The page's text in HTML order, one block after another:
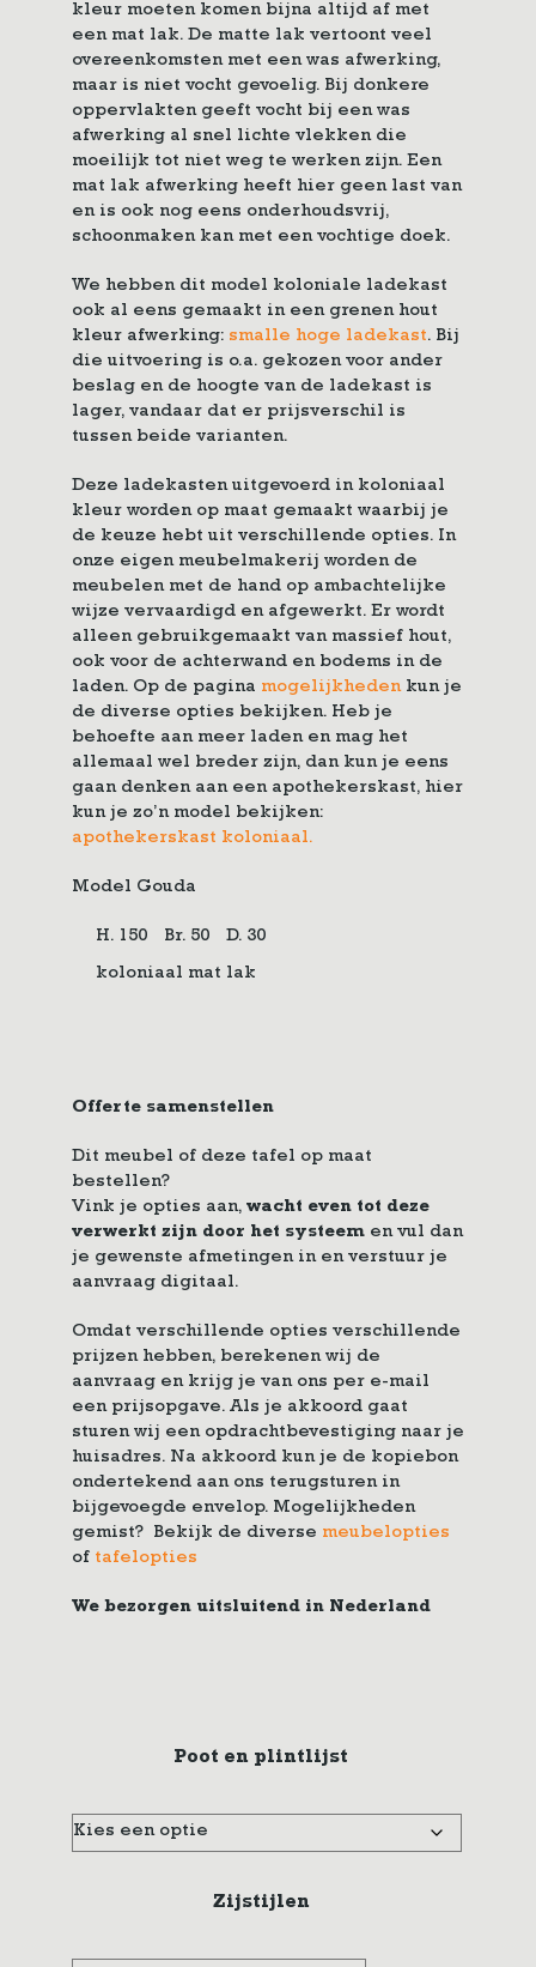
kleur moeten komen bijna altijd af met
een mat lak. De matte lak vertoont veel
overeenkomsten met een was afwerking,
maar is niet vocht gevoelig. Bij donkere
oppervlakten geeft vocht bij een was
afwerking al snel lichte vlekken die
moeilijk tot niet weg te werken zijn. Een
mat lak afwerking heeft hier geen last van
en is ook nog eens onderhoudsvrij,
schoonmaken kan met een vochtige doek.
We hebben dit model koloniale ladekast
ook al eens gemaakt in een grenen hout
kleur afwerking: smalle hoge ladekast. Bij
die uitvoering is o.a. gekozen voor ander
beslag en de hoogte van de ladekast is
lager, vandaar dat er prijsverschil is
tussen beide varianten.
Deze ladekasten uitgevoerd in koloniaal
kleur worden op maat gemaakt waarbij je
de keuze hebt uit verschillende opties. In
onze eigen meubelmakerij worden de
meubelen met de hand op ambachtelijke
wijze vervaardigd en afgewerkt. Er wordt
alleen gebruikgemaakt van massief hout,
ook voor de achterwand en bodems in de
laden. Op de pagina mogelijkhedenkun je
de diverse opties bekijken. Heb je
behoefte aan meer laden en mag het
allemaal wel breder zijn, dan kun je eens
gaan denken aan een apothekerskast, hier
kun je zo’n model bekijken:
apothekerskast koloniaal.
Model Gouda
H. 150 Br. 50 D. 30
koloniaal mat lak
Offerte samenstellen
Dit meubel of deze tafel op maat
bestellen?
Vink je opties aan, wacht even tot deze
verwerkt zijn door het systeem en vul dan
je gewenste afmetingen in en verstuur je
aanvraag digitaal.
Omdat verschillende opties verschillende
prijzen hebben, berekenen wij de
aanvraag en krijg je van ons per e-mail
een prijsopgave. Als je akkoord gaat
sturen wij een opdrachtbevestiging naar je
huisadres. Na akkoord kun je de kopiebon
ondertekend aan ons terugsturen in
bijgevoegde envelop. Mogelijkheden
gemist? Bekijk de diverse meubelopties
of tafelopties
We bezorgen uitsluitend in Nederland
Poot en plintlijst
Zijstijlen